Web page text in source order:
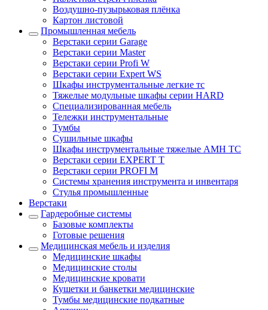
Воздушно-пузырьковая плёнка
Картон листовой
Промышленная мебель
Верстаки серии Garage
Верстаки серии Master
Верстаки серии Profi W
Верстаки серии Expert WS
Шкафы инструментальные легкие тс
Тяжелые модульные шкафы серии HARD
Cпециализированная мебель
Тележки инструментальные
Тумбы
Cушильные шкафы
Шкафы инструментальные тяжелые AMH TC
Верстаки серии EXPERT T
Верстаки серии PROFI M
Системы хранения инструмента и инвентаря
Стулья промышленные
Верстаки
Гардеробные системы
Базовые комплекты
Готовые решения
Медицинская мебель и изделия
Медицинские шкафы
Медицинские столы
Медицинские кровати
Кушетки и банкетки медицинские
Тумбы медицинские подкатные